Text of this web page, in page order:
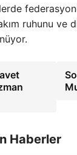
ruhunu
Haberler